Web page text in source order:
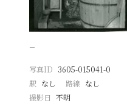
−
写真ID 3605-015041-0
駅 なし 路線 なし
撮影日
不明